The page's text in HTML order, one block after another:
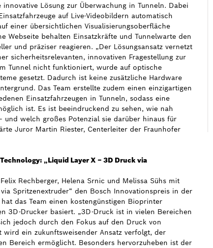
Lösung zur Überwachung in Tunneln. Dabei
auf Live-Videobildern automatisch
einer übersichtlichen Visualisierungsoberfläche
Webseite behalten Einsatzkräfte und Tunnelwarte den
und präziser reagieren. „Der Lösungsansatz vernetzt
sicherheitsrelevanten, innovativen Fragestellung zur
Tunnel nicht funktioniert, wurde auf optische
gesetzt. Dadurch ist keine zusätzliche Hardware
Das Team erstellte zudem einen einzigartigen
Einsatzfahrzeugen in Tunneln, sodass eine
ist. Es ist beeindruckend zu sehen, wie nah
und welch großes Potenzial sie darüber hinaus für
Juror Martin Riester, Centerleiter der Fraunhofer
„Liquid Layer X – 3D Druck via
Rechberger, Helena Srnic und Melissa Sühs mit
Spritzenextruder“ den Bosch Innovationspreis in der
das Team einen kostengünstigen Bioprinter
3D-Drucker basiert. „3D-Druck ist in vielen Bereichen
jedoch durch den Fokus auf den Druck von
ein zukunftsweisender Ansatz verfolgt, der
Bereich ermöglicht. Besonders hervorzuheben ist der